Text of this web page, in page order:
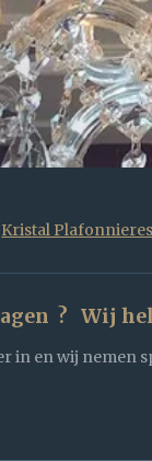
Kristal Plafonnieres
? Wij
in en wij nemen